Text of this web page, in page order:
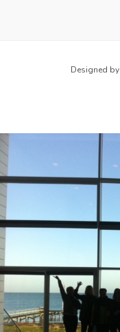
Designed by